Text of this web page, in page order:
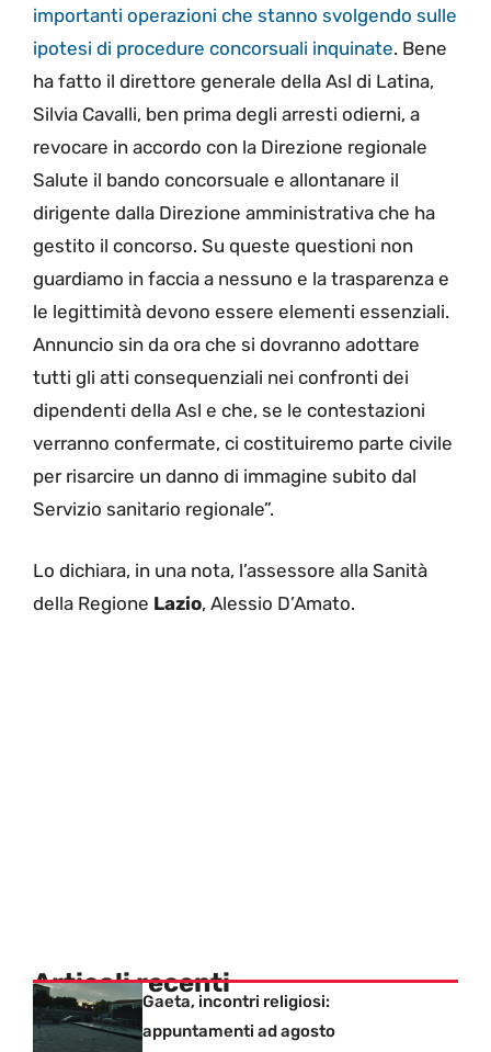
importanti operazioni che stanno svolgendo sulle
ipotesi di procedure concorsuali inquinate. Bene
ha fatto il direttore generale della Asl di Latina,
Silvia Cavalli, ben prima degli arresti odierni, a
revocare in accordo con la Direzione regionale
Salute il bando concorsuale e allontanare il
dirigente dalla Direzione amministrativa che ha
gestito il concorso. Su queste questioni non
guardiamo in faccia a nessuno e la trasparenza e
le legittimità devono essere elementi essenziali.
Annuncio sin da ora che si dovranno adottare
tutti gli atti consequenziali nei confronti dei
dipendenti della Asl e che, se le contestazioni
verranno confermate, ci costituiremo parte civile
per risarcire un danno di immagine subito dal
Servizio sanitario regionale”.
Lo dichiara, in una nota, l’assessore alla Sanità
della Regione Lazio, Alessio D’Amato.
Articoli recenti
Gaeta, incontri religiosi:
appuntamenti ad agosto